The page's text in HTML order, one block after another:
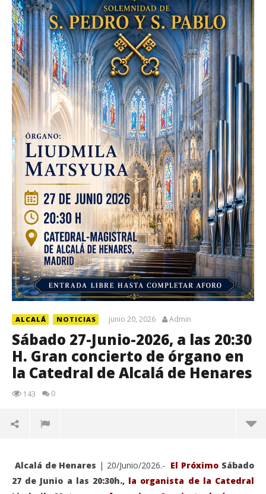
ALCALÁ NOTICIAS junio 20, 2026 Admin
Sábado 27-Junio-2026, a las 20:30
H. Gran concierto de órgano en
la Catedral de Alcalá de Henares
143 0
Alcalá de Henares | 20/Junio/2026.- El Próximo Sábado
27 de Junio a las 20:30h., la organista de la Catedral